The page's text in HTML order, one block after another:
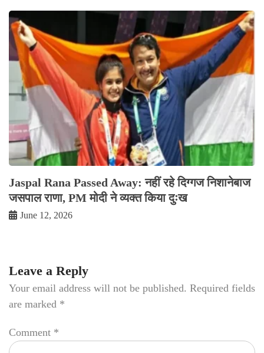
Jaspal Rana Passed Away: नहीं रहे दिग्गज निशानेबाज
जसपाल राणा, PM मोदी ने व्यक्त किया दुःख
June 12, 2026
Leave a Reply
Your email address will not be published. Required fields
are marked *
Comment *